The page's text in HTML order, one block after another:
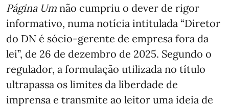
Página Um não cumpriu o dever de rigor
informativo, numa notícia intitulada “Diretor
do DN é sócio‑gerente de empresa fora da
lei”, de 26 de dezembro de 2025. Segundo o
regulador, a formulação utilizada no título
ultrapassa os limites da liberdade de
imprensa e transmite ao leitor uma ideia de